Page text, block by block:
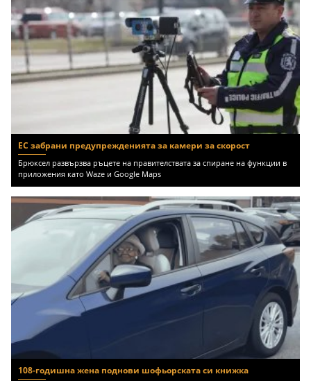
ЕС забрани предупрежденията за камери за скорост
Брюксел развързва ръцете на правителствата за спиране на функции в
приложения като Waze и Google Maps
108-годишна жена поднови шофьорската си книжка